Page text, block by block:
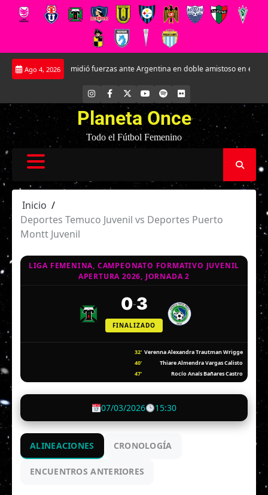
Saltar
Ago 4, 2026
Sub-17 midió fuerzas ante Argentina en doble amistoso en el CAR José
INSTAGRAM
FACEBOOK YOUTUBE
SPOTIFYFLICKR
Planeta Once
Todo el Fútbol Femenino
Inicio
Deportes Temuco Juvenil vs Deportes Puerto
Montt Juvenil
LIGA FEMENINA, CAMPEONATO FORMATIVO JUVENIL
APERTURA 2026, JORNADA 2
0-3
FINALIZADO
32' Verenna Alexandra Trautman Wrigge
40'
Thiare Almendra Vargas Calisto
47'
Rocío Anaís Bañares Castro
07/03/2026 15:30
ALINEACIONES CRONOLOGÍA
ENCUENTROS ANTERIORES